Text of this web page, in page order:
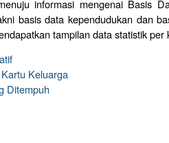
informasi mengenai Basis
basis data kependudukan dan
tampilan data statistik per
Keluarga
Ditempuh